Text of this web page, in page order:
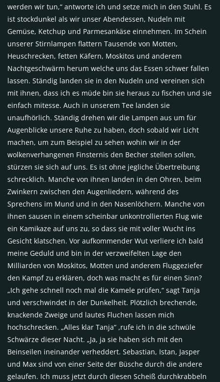
werden wir tun,“ antworte ich und setze mich in den Stuhl. Es
ist stockdunkel als wir unser Abendessen, Nudeln mit
Gemüse, Ketchup und Parmesankäse einnehmen. Im Schein
unserer Stirnlampen flattern Tausende von Motten,
Heuschrecken, fetten Käfern, Moskitos und anderem
Nachtgeschwärm herum welche uns das Essen schwer fallen
lassen. Ständig landen sie in den Nudeln und vereinen sich
mit ihnen, dass ich es müde bin sie heraus zu fischen und sie
einfach mitesse. Auch in unserem Tee landen sie
unaufhörlich. Ständig drehen wir die Lampen aus um für
Augenblicke unsere Ruhe zu haben, doch sobald wir Licht
machen, um zum Beispiel zu sehen wohin wir in der
wolkenverhangenen Finsternis den Becher stellen sollen,
stürzen sie sich auf uns. Es ist ohne jegliche Übertreibung
schrecklich. Manche von ihnen landen in den Ohren, beim
Zwinkern zwischen den Augenliedern, während des
Sprechens im Mund und in den Nasenlöchern. Manche von
ihnen sausen in einem scheinbar unkontrollierten Flug wie
ein Kamikaze auf uns zu, so dass sie mit voller Wucht ins
Gesicht klatschen. Vor aufkommender Wut verliere ich bald
meine Geduld und bin in der verzweifelten Lage den
Milliarden von Moskitos, Motten und anderem Fluggeziefer
den Kampf zu erklären, doch was macht es für einen Sinn?
„Ich gehe schnell noch mal die Kamele prüfen,“ sagt Tanja
und verschwindet in der Dunkelheit. Plötzlich brechende,
knackende Zweige und lautes Fluchen lassen mich
hochschrecken. „Alles klar Tanja“ ,rufe ich in die schwüle
Schwärze dieser Nacht. „Ja, ja sie haben sich mit den
Beinseilen ineinander verheddert. Sebastian, Istan, Jasper
und Max sind von einer Seite der Büsche durch die andere
gelaufen. Ich muss jetzt durch diesen Scheiß durchkrabbeln